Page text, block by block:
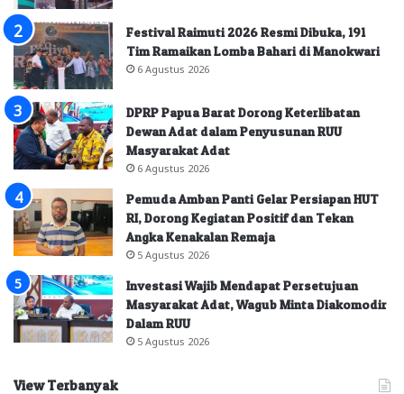
Festival Raimuti 2026 Resmi Dibuka, 191
Tim Ramaikan Lomba Bahari di Manokwari
6 Agustus 2026
DPRP Papua Barat Dorong Keterlibatan
Dewan Adat dalam Penyusunan RUU
Masyarakat Adat
6 Agustus 2026
Pemuda Amban Panti Gelar Persiapan HUT
RI, Dorong Kegiatan Positif dan Tekan
Angka Kenakalan Remaja
5 Agustus 2026
Investasi Wajib Mendapat Persetujuan
Masyarakat Adat, Wagub Minta Diakomodir
Dalam RUU
5 Agustus 2026
View Terbanyak